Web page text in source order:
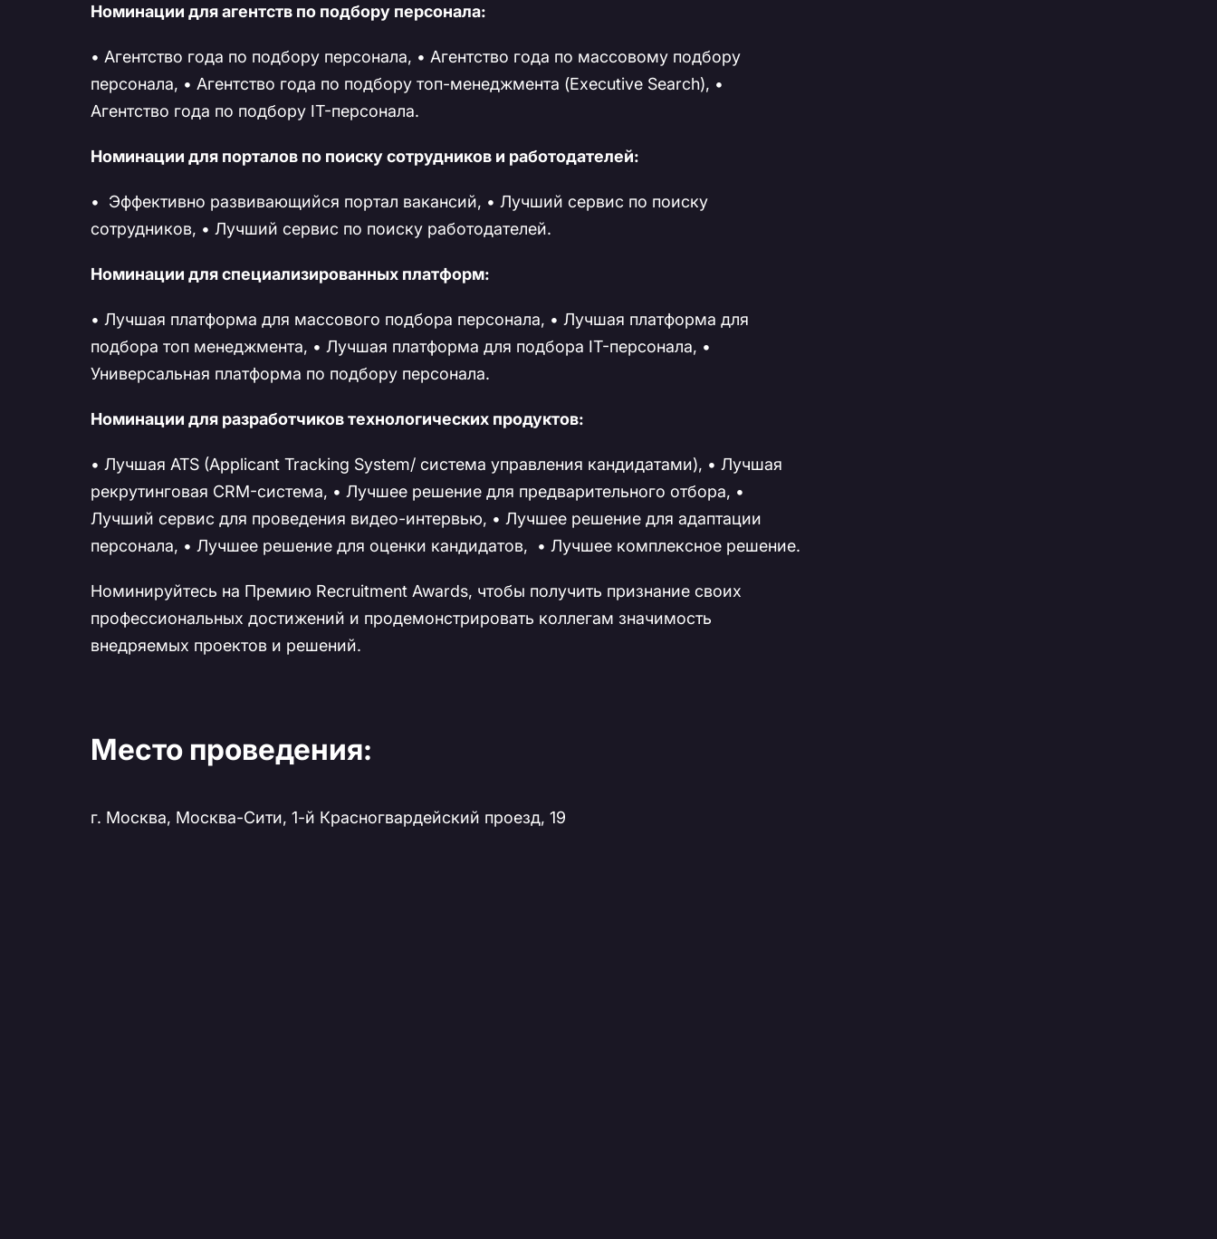
Номинации для агентств по подбору персонала:
• Агентство года по подбору персонала, • Агентство года по массовому подбору
персонала, • Агентство года по подбору топ-менеджмента (Executive Search), •
Агентство года по подбору IT-персонала.
Номинации для порталов по поиску сотрудников и работодателей:
• Эффективно развивающийся портал вакансий, • Лучший сервис по поиску
сотрудников, • Лучший сервис по поиску работодателей.
Номинации для специализированных платформ:
• Лучшая платформа для массового подбора персонала, • Лучшая платформа для
подбора топ менеджмента, • Лучшая платформа для подбора IT-персонала, •
Универсальная платформа по подбору персонала.
Номинации для разработчиков технологических продуктов:
• Лучшая ATS (Applicant Tracking System/ система управления кандидатами), • Лучшая
рекрутинговая CRM-система, • Лучшее решение для предварительного отбора, •
Лучший сервис для проведения видео-интервью, • Лучшее решение для адаптации
персонала, • Лучшее решение для оценки кандидатов, • Лучшее комплексное решение.
Номинируйтесь на Премию Recruitment Awards, чтобы получить признание своих
профессиональных достижений и продемонстрировать коллегам значимость
внедряемых проектов и решений.
Место проведения:
г. Москва, Москва-Сити, 1-й Красногвардейский проезд, 19